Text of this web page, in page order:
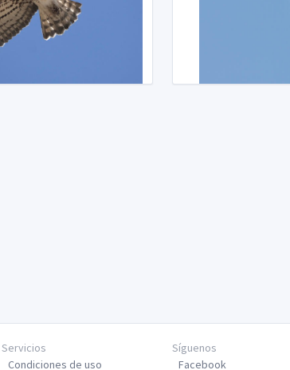
Servicios
Condiciones de uso
Síguenos
Facebook